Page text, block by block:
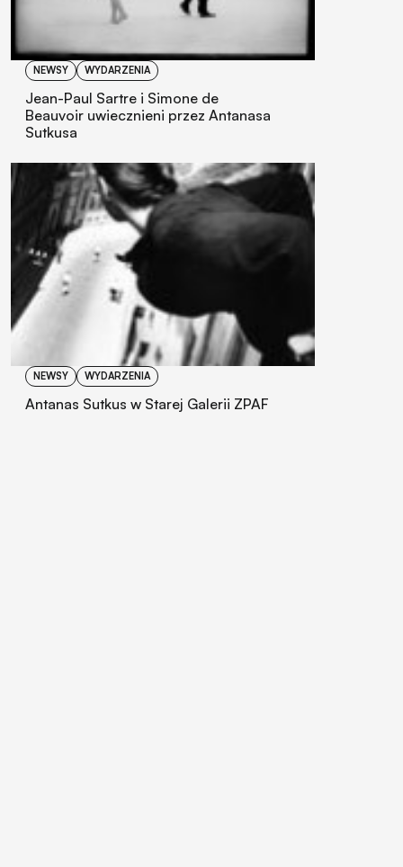
NEWSY WYDARZENIA
Jean-Paul Sartre i Simone de
Beauvoir uwiecznieni przez Antanasa
Sutkusa
NEWSY WYDARZENIA
Antanas Sutkus w Starej Galerii ZPAF